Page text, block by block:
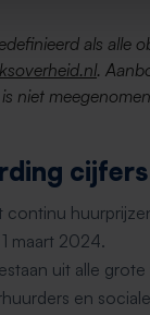
als alle
.
niet
cijfers
continu
maart 2024.
uit alle
en